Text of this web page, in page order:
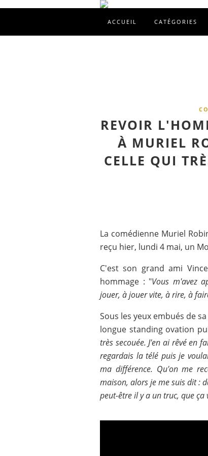
ACCUEIL CATÉGORIES
REVOIR
À MURIEL
CELLE QUI
La comédienne Muriel
reçu hier, lundi 4 mai, un
C'est son grand ami
hommage : "Vous m'avez
jouer, à jouer vite, à rire, à
Sous les yeux embués de
longue standing ovation
très secouée. J'en ai rêvé en
regardais la télé puis je
ma différence. Qu'on me
maison, alors je me suis dit :
peut-être il y a un truc, que